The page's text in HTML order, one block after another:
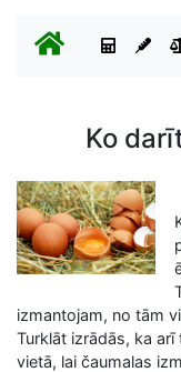
Ko
izmantojam, no tām
Turklāt izrādās, ka
vietā, lai čaumalas